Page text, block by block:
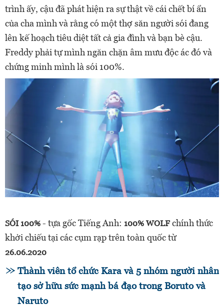
trình ấy, cậu đã phát hiện ra sự thật về cái chết bí ẩn
của cha mình và rằng có một thợ săn người sói đang
lên kế hoạch tiêu diệt tất cả gia đình và bạn bè cậu.
Freddy phải tự mình ngăn chặn âm mưu độc ác đó và
chứng minh mình là sói 100%.
SÓI 100% - tựa gốc Tiếng Anh: 100% WOLF chính thức
khởi chiếu tại các cụm rạp trên toàn quốc từ
26.06.2020
Thành viên tổ chức Kara và 5 nhóm người nhân
tạo sở hữu sức mạnh bá đạo trong Boruto và
Naruto